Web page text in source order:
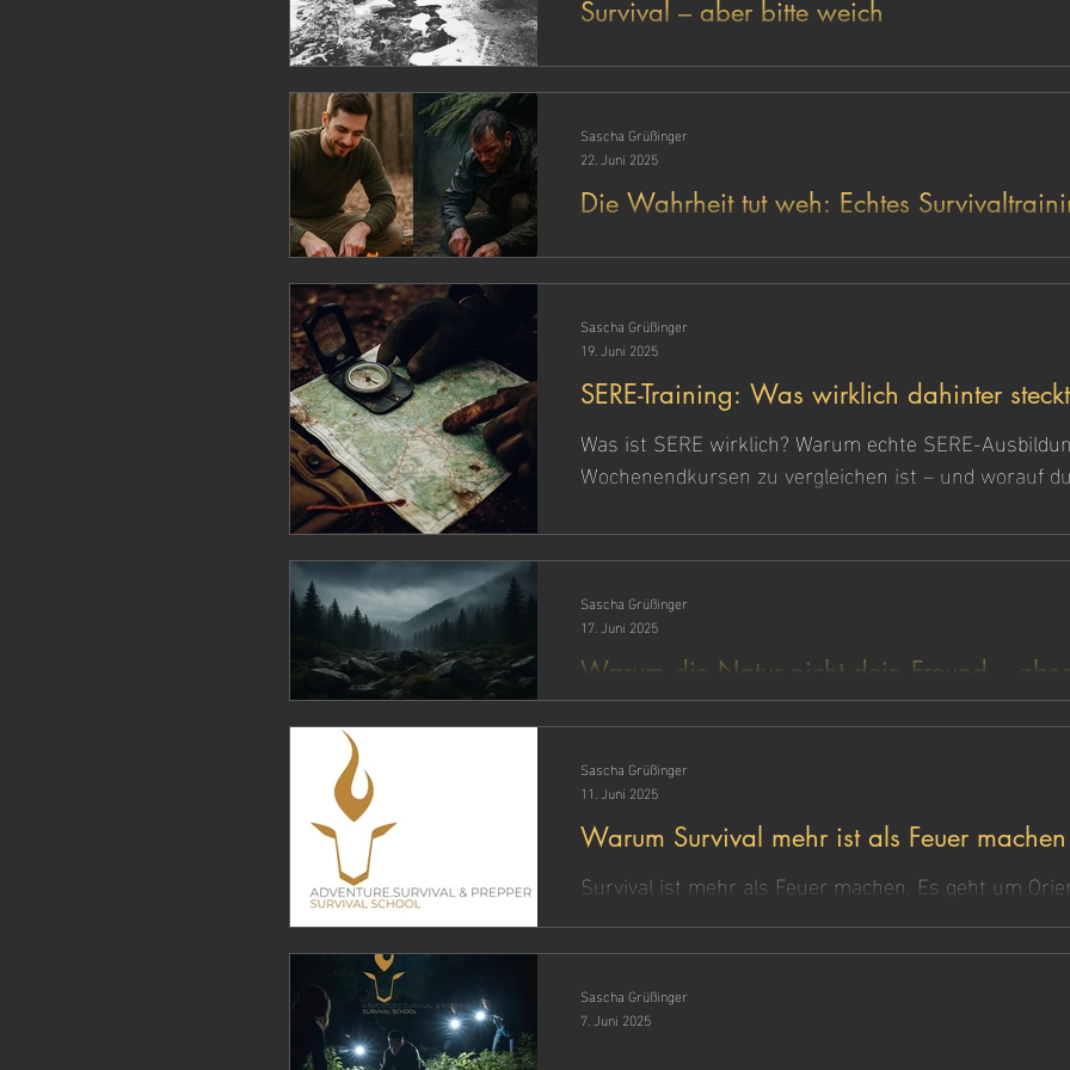
Survival – aber bitte weich
Viele Anbieter leben vom Reiz des Survival – aber
Taktik, Verantwortung oder realer Vorbereitung zu
nur widersprüchlich, sondern auch riskant ist – und
Unterschied zwischen Naturerlebnis und
Die Wahrheit tut weh: Echtes
Echtes Survival beginnt, wenn es ungemütlich wird.
Niedersachsen geht es nicht um Show, sondern um
Klarheit und Können – in Situationen, die man nicht
Sascha Grüßinger
22. Juni 2025
SERE-Training: Was wirklich dahinter
es nicht buchen kannst)
Was ist SERE wirklich? Warum echte SERE-
Wochenendkursen zu vergleichen ist – und worauf
Sascha Grüßinger
19. Juni 2025
Warum die Natur nicht dein Freund – aber
Feind ist
Survival in der Natur heißt: Kein Trost, kein Gegner
Sascha Grüßinger
17. Juni 2025
Warum Survival mehr ist als Feuer machen
Survival ist mehr als Feuer machen. Es geht um
Stärke, Selbstverantwortung – und darum, auch
handlungsfähig zu bleiben. Was wirklich zählt,
nicht aus Büchern – sondern im Tun.
Sascha Grüßinger
11. Juni 2025
Sascha Grüßinger
7. Juni 2025